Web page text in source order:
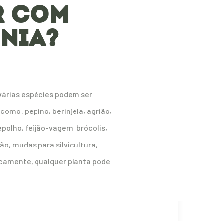
COM
espécies podem ser
pepino, berinjela, agrião,
feijão-vagem, brócolis,
mudas para silvicultura,
qualquer planta pode